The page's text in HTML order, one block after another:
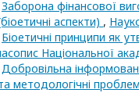
Заборона фінансової
аспекти) ,
Біоетичні принципи як
Національної
Добровільна
методологічні